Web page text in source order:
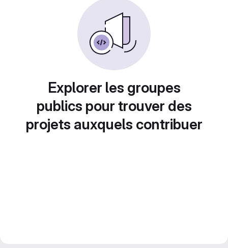
Explorer les groupes
publics pour trouver des
projets auxquels contribuer